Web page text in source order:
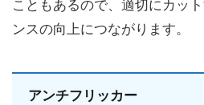
ンスの向上につながります。
アンチフリッカー